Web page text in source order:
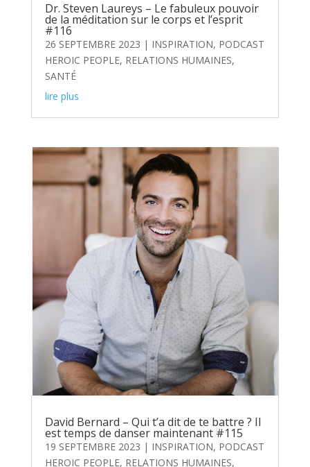
Dr. Steven Laureys – Le fabuleux pouvoir
de la méditation sur le corps et l’esprit
#116
26 SEPTEMBRE 2023 | INSPIRATION, PODCAST
HEROIC PEOPLE, RELATIONS HUMAINES,
SANTÉ
lire plus
David Bernard – Qui t’a dit de te battre ? Il
est temps de danser maintenant #115
19 SEPTEMBRE 2023 | INSPIRATION, PODCAST
HEROIC PEOPLE, RELATIONS HUMAINES,